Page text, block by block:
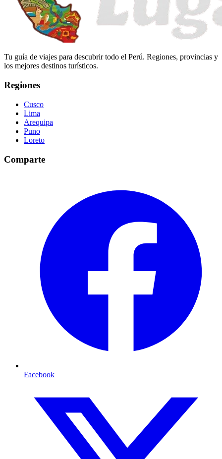
Tu guía de viajes para descubrir todo el Perú. Regiones, provincias y
los mejores destinos turísticos.
Regiones
Cusco
Lima
Arequipa
Puno
Loreto
Comparte
Facebook